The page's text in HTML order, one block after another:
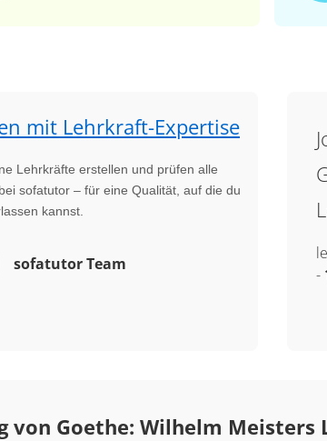
mit Lehrkraft-Expertise
Lehrkräfte erstellen und prüfen alle
sofatutor – für eine Qualität, auf die du
kannst.
sofatutor Team
-
von Goethe: Wilhelm Meisters